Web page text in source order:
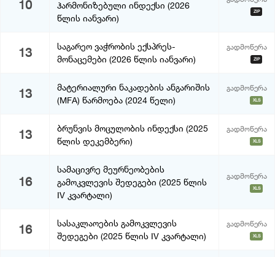
10
ჰარმონიზებული ინდექსი (2026
წლის იანვარი)
ZIP
13
საგარეო ვაჭრობის ექსპრეს-
მონაცემები (2026 წლის იანვარი)
გადმოწერა
ZIP
13
მატერიალური ნაკადების ანგარიშის
(MFA) წარმოება (2024 წელი)
გადმოწერა
XLS
13
ბრუნვის მოცულობის ინდექსი (2025
წლის დეკემბერი)
გადმოწერა
XLS
16
სამაცივრე მეურნეობების
გამოკვლევის შედეგები (2025 წლის
IV კვარტალი)
გადმოწერა
XLS
16
სასაკლაოების გამოკვლევის
შედეგები (2025 წლის IV კვარტალი)
გადმოწერა
XLS